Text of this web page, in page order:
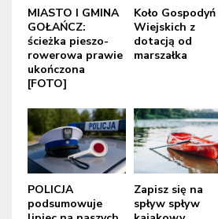
MIASTO I GMINA
GOŁAŃCZ:
ścieżka pieszo-
rowerowa prawie
ukończona
[FOTO]
Koło Gospodyń
Wiejskich z
dotacją od
marszałka
POLICJA
podsumowuje
Zapisz się na
spływ spływ